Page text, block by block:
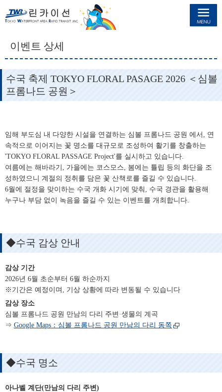
이벤트 상세
수국 축제 TOKYO FLORAL PASAGE 2026 ＜심볼
프롬나드 공원＞
임해 부도심 내 다양한 시설을 연결하는 심볼 프롬나드 공원 에서, 연
속적으로 이어지는 꽃 명소를 대규모로 조성하여 활기를 창출하는
'TOKYO FLORAL PASSAGE Project'를 실시하고 있습니다.
여름에는 해바라기, 가을에는 코스모스, 봄에는 튤립 등의 화단을 조
성하였으니 계절의 정취를 담은 꽃 산책로를 즐길 수 있습니다.
6월에 절정을 맞이하는 수국 개화 시기에 맞춰, 수국 경관을 활용해
누구나 부담 없이 녹음을 즐길 수 있는 이벤트를 개최합니다.
◆수국 감상 안내
감상 기간
2026년 6월 초순부터 6월 하순까지
※기간은 예정이며, 기상 상황에 따라 변동될 수 있습니다
감상 장소
심볼 프롬나드 공원 만남의 다리 주변·생물의 계곡
⇒ Google Maps：심볼 프롬나드 공원 만남의 다리 동쪽
◆수국 명소
아나벨 계단(만남의 다리 주변)